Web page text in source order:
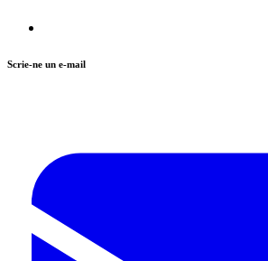
Scrie-ne un e-mail